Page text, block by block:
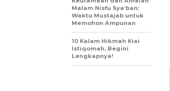
Malam Nisfu Sya’ban:
Waktu Mustajab untuk
Memohon Ampunan
10 Kalam Hikmah Kiai
Istiqomah, Begini
Lengkapnya!